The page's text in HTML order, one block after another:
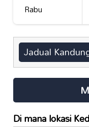
Rabu
Jadual
Di mana lokasi